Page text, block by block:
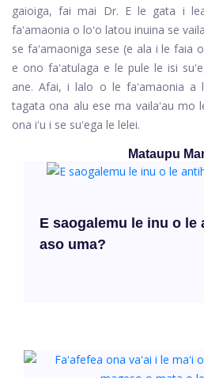
gaioiga, fai mai Dr. E le gata i
faʻamaonia o loʻo latou inuina se
se faʻamaoniga sese (e ala i le faia
e ono faʻatulaga e le pule le isi
ane. Afai, i lalo o le faʻamaonia a
tagata ona alu ese ma vailaʻau
ona iʻu i se suʻega le lelei.
Mataupu
E saogalemu le inu o le
aso uma?